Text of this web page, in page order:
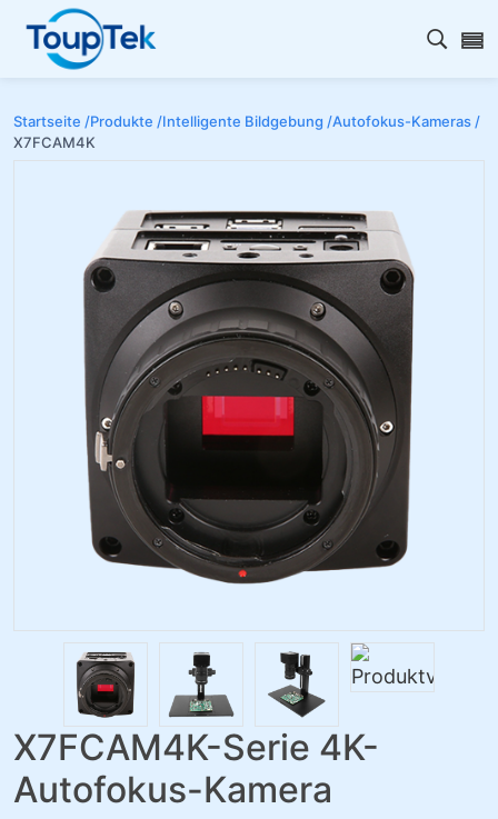
Open
Startseite /Produkte /Intelligente Bildgebung /Autofokus-Kameras /
X7FCAM4K
X7FCAM4K-Serie 4K-
Autofokus-Kamera